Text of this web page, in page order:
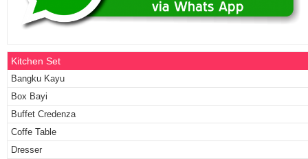
Kitchen Set
Bangku Kayu
Box Bayi
Buffet Credenza
Coffe Table
Dresser